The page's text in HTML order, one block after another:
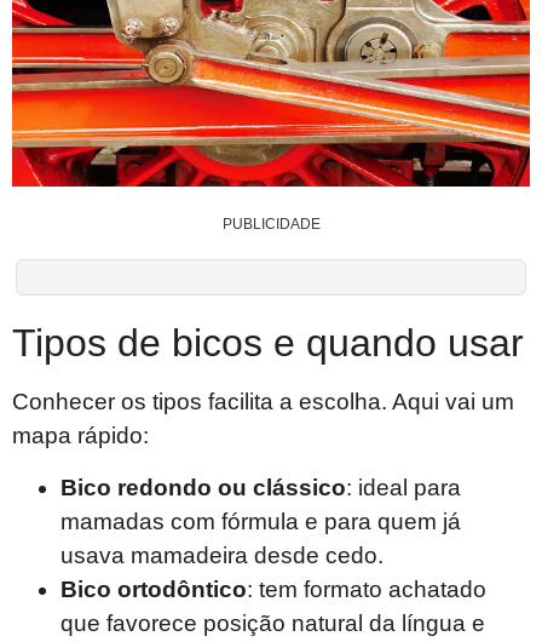
PUBLICIDADE
Tipos de bicos e quando usar
Conhecer os tipos facilita a escolha. Aqui vai um
mapa rápido:
Bico redondo ou clássico: ideal para
mamadas com fórmula e para quem já
usava mamadeira desde cedo.
Bico ortodôntico: tem formato achatado
que favorece posição natural da língua e